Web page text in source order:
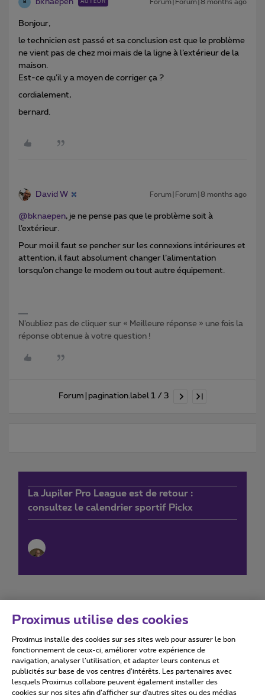
B AUTEUR Forum|Forum|8 months ago
Bonjour,
le technicien est passé et sa conclusion est que le problème
ne vient pas de chez moi mais de la ligne à l’extérieur de la
maison.
Est-ce qu’il y a moyen de corriger ça ?
cordialement,
bernard.
David W Forum|Forum|8 months ago
@bknaepen, je ne pense pas que le problème soit à
l’extérieur.
Pour moi il faut se pencher sur les connexions intérieures et
attention, il faut absolument changer l’alimentation
lorsqu’on change le modem ou tout autre équipement.
N’oubliez pas de cliquer sur « Meilleure réponse » une fois la
réponse obtenue à votre question !
Forum|pagination.label 1 / 3
La Jupiler Pro League est de retour :
consultez le calendrier sportif Pickx
Conditions d'utilisation Accessibility statement
Proximus utilise des cookies
Proximus installe des cookies sur ses sites web pour assurer le bon
fonctionnement de ceux-ci, améliorer votre expérience de
navigation, analyser l’utilisation, et adapter leurs contenus et
publicités sur base de vos centres d’intérêts. Les partenaires avec
lesquels Proximus collabore peuvent également installer des
cookies sur nos sites afin d’afficher sur d'autres sites ou des médias